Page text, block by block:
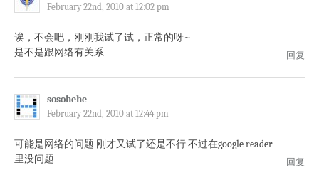
February 22nd, 2010 at 12:02 pm
诶，不会吧，刚刚我试了试，正常的呀~
是不是跟网络有关系
回复
sosohehe
February 22nd, 2010 at 12:44 pm
可能是网络的问题 刚才又试了还是不行 不过在google reader
里没问题
回复